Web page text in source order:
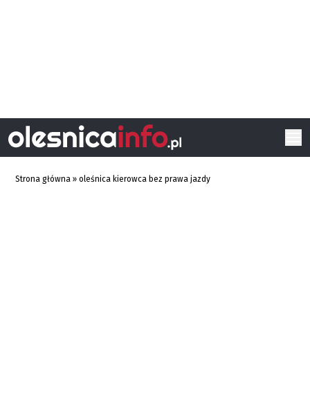
Strona główna »oleśnica kierowca bez prawa jazdy